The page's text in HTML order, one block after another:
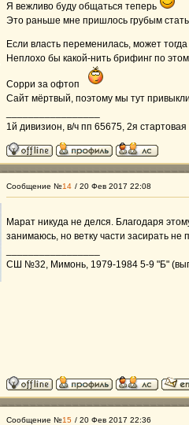
Я вежливо буду общаться теперь
Это раньше мне пришлось грубым
Если власть переменилась, может
Неплохо бы какой-нить брифинг по
Сорри за офтоп
Сайт мёртвый, поэтому мы тут привыкли
1й дивизион, в/ч пп 65675, 2я
Сообщение №14 / 20 Фев 2017 22:08
Марат никуда не делся. Благодаря
занимаюсь, но ветку части засирать не
СШ №32, Мимонь, 1979-1984 5-9 "Б"
Сообщение №15 / 20 Фев 2017 22:36